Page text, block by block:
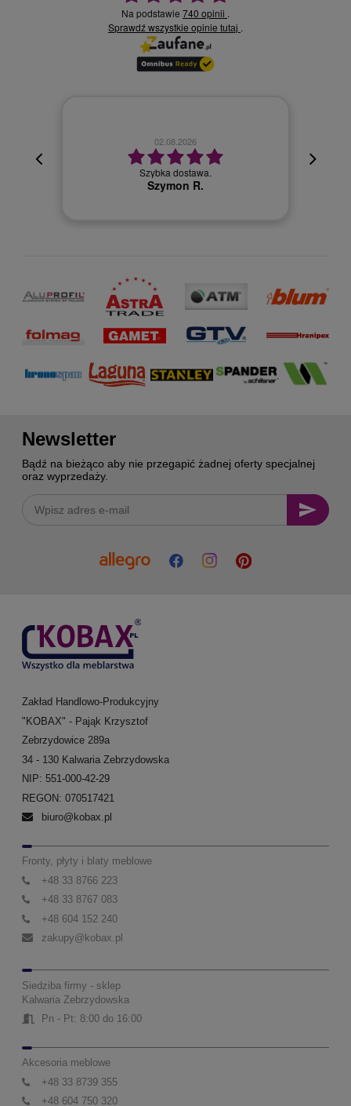
Na podstawie 740 opinii .
Sprawdź wszystkie opinie tutaj .
02.08.2026
Szybka dostawa.
Szymon R.
Newsletter
Bądź na bieżąco aby nie przegapić żadnej oferty specjalnej
oraz wyprzedaży.
Zakład Handlowo-Produkcyjny
"KOBAX" - Pająk Krzysztof
Zebrzydowice 289a
34 - 130 Kalwaria Zebrzydowska
NIP: 551-000-42-29
REGON: 070517421
biuro@kobax.pl
Fronty, płyty i blaty meblowe
+48 33 8766 223
+48 33 8767 083
+48 604 152 240
zakupy@kobax.pl
Siedziba firmy - sklep
Kalwaria Zebrzydowska
Pn - Pt: 8:00 do 16:00
Akcesoria meblowe
+48 33 8739 355
+48 604 750 320